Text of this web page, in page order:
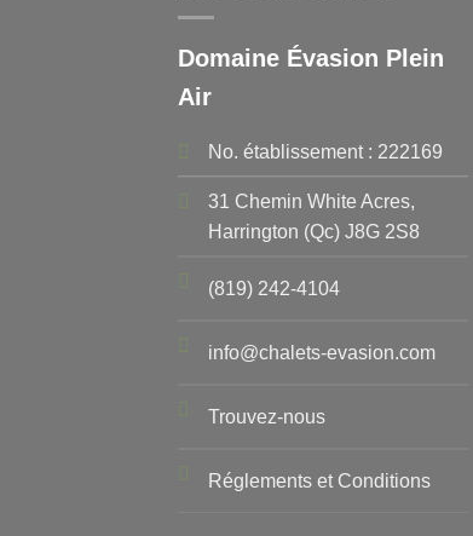
Domaine Évasion Plein
Air
No. établissement : 222169
31 Chemin White Acres,
Harrington (Qc) J8G 2S8
(819) 242-4104
info@chalets-evasion.com
Trouvez-nous
Réglements et Conditions